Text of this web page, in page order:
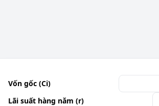
Vốn gốc (Ci)
Lãi suất hàng năm (r)